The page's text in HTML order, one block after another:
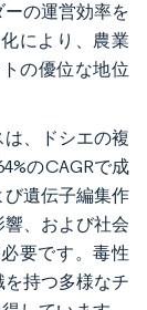
の運営効率を
により、農業
の優位な地位
、ドシエの複
のCAGRで成
遺伝子編集作
、および社会
要です。毒性
持つ多様なチ